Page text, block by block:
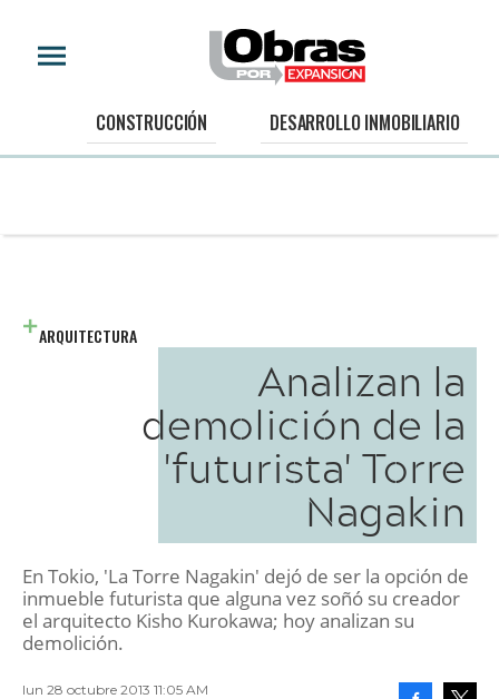
CONSTRUCCIÓN DESARROLLO INMOBILIARIO
ARQUITECTURA
Analizan la
demolición de la
'futurista' Torre
Nagakin
En Tokio, 'La Torre Nagakin' dejó de ser la opción de
inmueble futurista que alguna vez soñó su creador
el arquitecto Kisho Kurokawa; hoy analizan su
demolición.
lun 28 octubre 2013 11:05 AM